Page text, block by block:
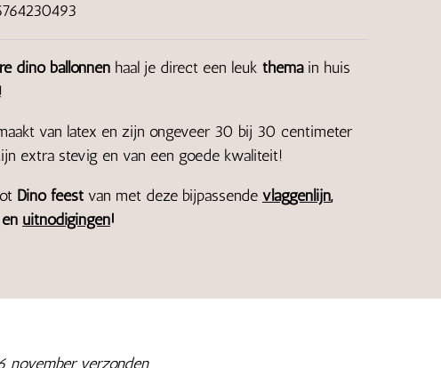
dino ballonnen haal je direct een leuk themain huis
van latex en zijn ongeveer 30 bij 30 centimeter
extra stevig en van een goede kwaliteit!
Dino feest van met deze bijpassende vlaggenlijn,
en uitnodigingen!
november verzonden